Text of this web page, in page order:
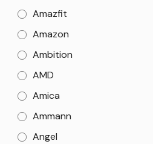
Amazfit
Amazon
Ambition
AMD
Amica
Ammann
Angel